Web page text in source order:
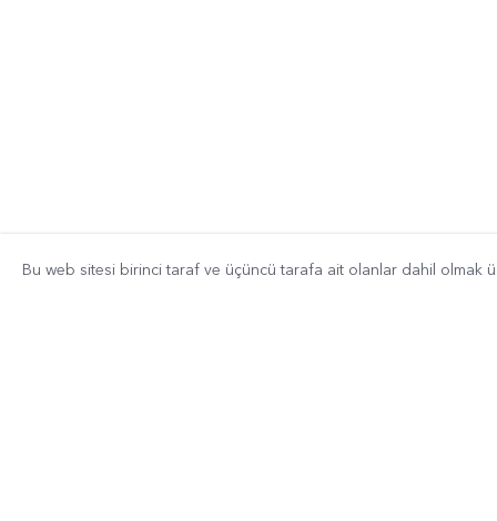
Bu web sitesi birinci taraf ve üçüncü tarafa ait olanlar dahil olmak